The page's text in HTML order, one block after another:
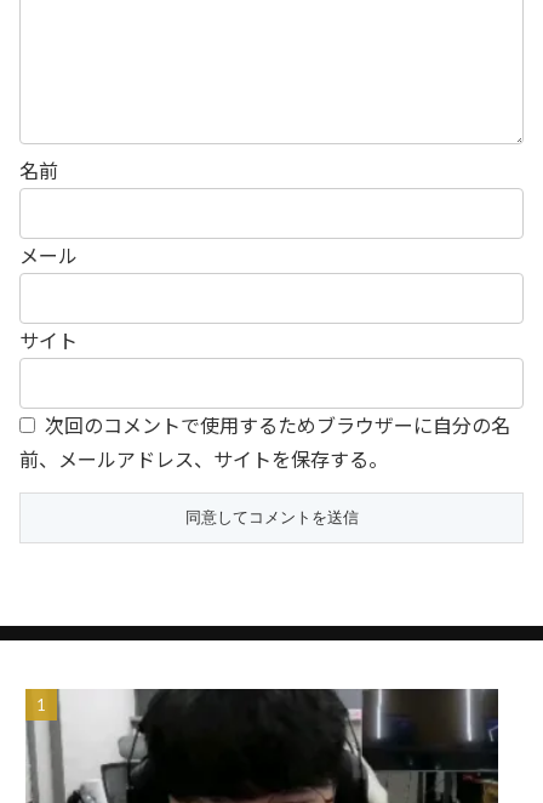
名前
メール
サイト
次回のコメントで使用するためブラウザーに自分の名
前、メールアドレス、サイトを保存する。